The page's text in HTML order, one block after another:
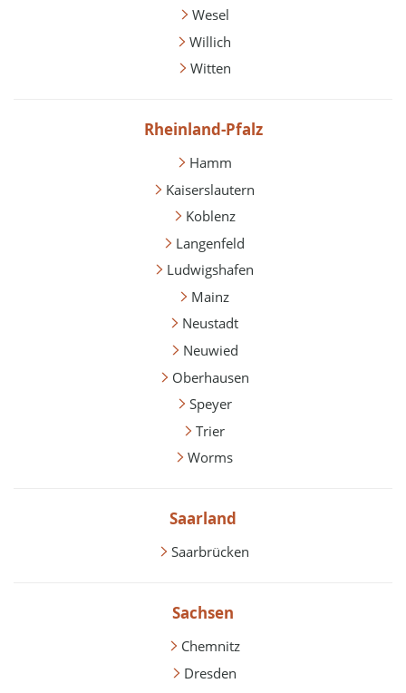
Wesel
Willich
Witten
Rheinland-Pfalz
Hamm
Kaiserslautern
Koblenz
Langenfeld
Ludwigshafen
Mainz
Neustadt
Neuwied
Oberhausen
Speyer
Trier
Worms
Saarland
Saarbrücken
Sachsen
Chemnitz
Dresden